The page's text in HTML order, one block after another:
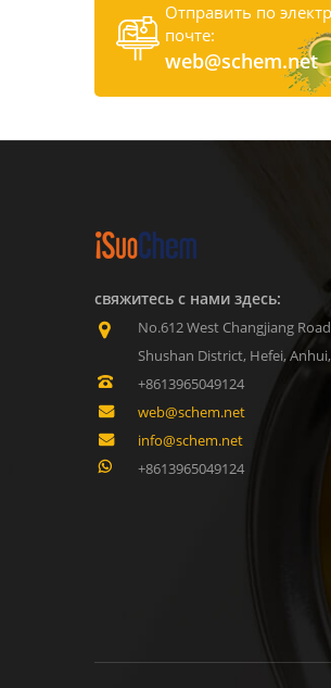
Отправить по
почте:
web@schem.net
свяжитесь с нами здесь:
No.612 West Changjiang
Shushan District, Hefei,
+8613965049124
web@schem.net
info@schem.net
+8613965049124